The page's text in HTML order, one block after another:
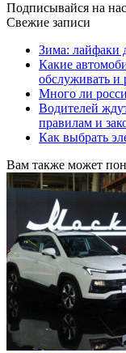
Подписывайся на нас
Свежие записи
Зима: лайфаки
Какие
обслуживать
Много ли
Водителей
правилам и
Как выбрать
Вам также может